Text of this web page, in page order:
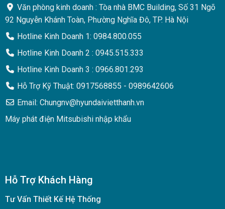
Văn phòng kinh doanh : Tòa nhà BMC Building, Số 31 Ngõ
92 Nguyễn Khánh Toàn, Phường Nghĩa Đô, TP. Hà Nội
Hotline Kinh Doanh 1: 0984.800.055
Hotline Kinh Doanh 2 : 0945.515.333
Hotline Kinh Doanh 3 : 0966.801.293
Hỗ Trợ Kỹ Thuật: 0917568855 - 0989642606
Email: Chungnv@hyundaivietthanh.vn
Máy phát điện Mitsubishi nhập khẩu
Hỗ Trợ Khách Hàng
Tư Vấn Thiết Kế Hệ Thống